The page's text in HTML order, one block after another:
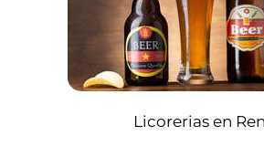
Licorerias en